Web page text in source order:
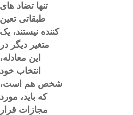
تنها تضاد های
طبقاتی تعین
کننده نیستند، یک
متغیر دیگر در
این معادله،
انتخاب خود
شخص هم است،
که باید، مورد
مجازات قرار